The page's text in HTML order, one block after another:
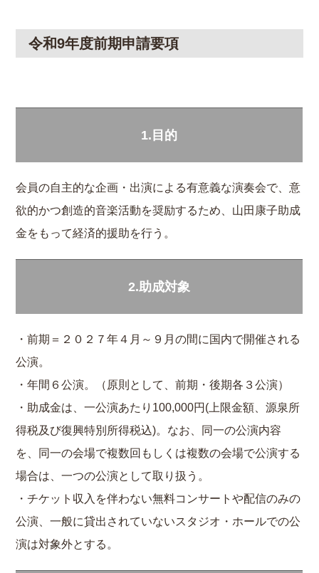
令和9年度前期申請要項
1.目的
会員の自主的な企画・出演による有意義な演奏会で、意
欲的かつ創造的音楽活動を奨励するため、山田康子助成
金をもって経済的援助を行う。
2.助成対象
・前期＝２０２７年４月～９月の間に国内で開催される
公演。
・年間６公演。（原則として、前期・後期各３公演）
・助成金は、一公演あたり100,000円(上限金額、源泉所
得税及び復興特別所得税込)。なお、同一の公演内容
を、同一の会場で複数回もしくは複数の会場で公演する
場合は、一つの公演として取り扱う。
・チケット収入を伴わない無料コンサートや配信のみの
公演、一般に貸出されていないスタジオ・ホールでの公
演は対象外とする。